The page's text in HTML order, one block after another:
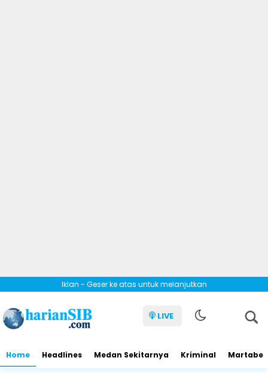
Iklan - Geser ke atas untuk melanjutkan
LIVE
Home Headlines Medan Sekitarnya Kriminal Martabe